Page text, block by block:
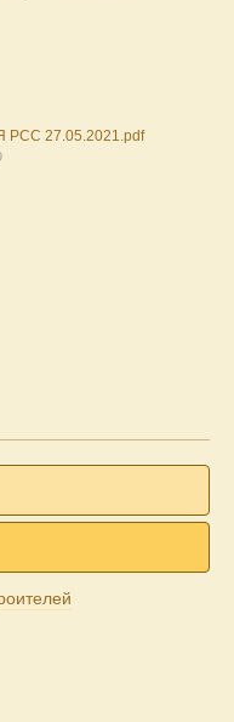
27.05.2021.pdf